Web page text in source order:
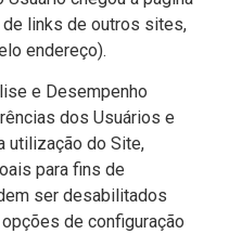
links de outros sites,
endereço).
e Desempenho
dos Usuários e
utilização do Site,
para fins de
ser desabilitados
de configuração